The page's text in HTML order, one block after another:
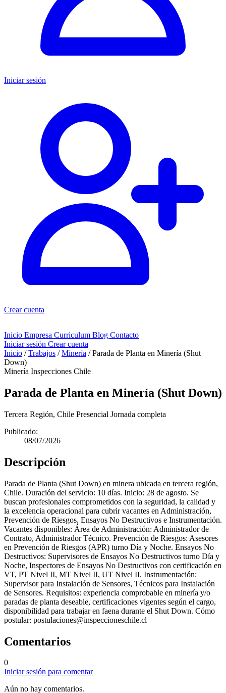
Iniciar sesión
Crear cuenta
Inicio Empresa Curriculum Blog Contacto
Iniciar sesión Crear cuenta
Inicio / Trabajos / Minería / Parada de Planta en Minería (Shut
Down)
Minería Inspecciones Chile
Parada de Planta en Minería (Shut Down)
Tercera Región, Chile Presencial Jornada completa
Publicado:
08/07/2026
Descripción
Parada de Planta (Shut Down) en minera ubicada en tercera región,
Chile. Duración del servicio: 10 días. Inicio: 28 de agosto. Se
buscan profesionales comprometidos con la seguridad, la calidad y
la excelencia operacional para cubrir vacantes en Administración,
Prevención de Riesgos, Ensayos No Destructivos e Instrumentación.
Vacantes disponibles: Área de Administración: Administrador de
Contrato, Administrador Técnico. Prevención de Riesgos: Asesores
en Prevención de Riesgos (APR) turno Día y Noche. Ensayos No
Destructivos: Supervisores de Ensayos No Destructivos turno Día y
Noche, Inspectores de Ensayos No Destructivos con certificación en
VT, PT Nivel II, MT Nivel II, UT Nivel II. Instrumentación:
Supervisor para Instalación de Sensores, Técnicos para Instalación
de Sensores. Requisitos: experiencia comprobable en minería y/o
paradas de planta deseable, certificaciones vigentes según el cargo,
disponibilidad para trabajar en faena durante el Shut Down. Cómo
postular: postulaciones@inspeccioneschile.cl
Comentarios
0
Iniciar sesión para comentar
Aún no hay comentarios.